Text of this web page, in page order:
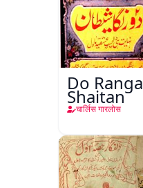
Do Ranga
Shaitan
चार्लिस गारलोस